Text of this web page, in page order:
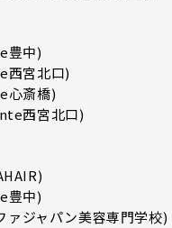
豊中)
西宮北口)
心斎橋)
西宮北口)
豊中)
ジャパン美容専門学校)